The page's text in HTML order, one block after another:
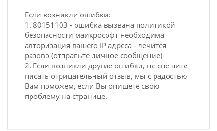
Если возникли ошибки:
1. 80151103 - ошибка вызвана политикой
безопасности майкрософт необходима
авторизация вашего IP адреса - лечится
разово (отправьте личное сообщение)
2. Если возникли другие ошибки, не спешите
писать отрицательный отзыв, мы с радостью
Вам поможем, если Вы опишете свою
проблему на странице.